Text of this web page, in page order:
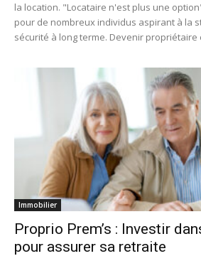
la location. "Locataire n'est plus une
pour de nombreux individus aspirant à la
sécurité à long terme. Devenir propriétaire
Immobilier
Proprio Prem’s : Investir
pour assurer sa retraite